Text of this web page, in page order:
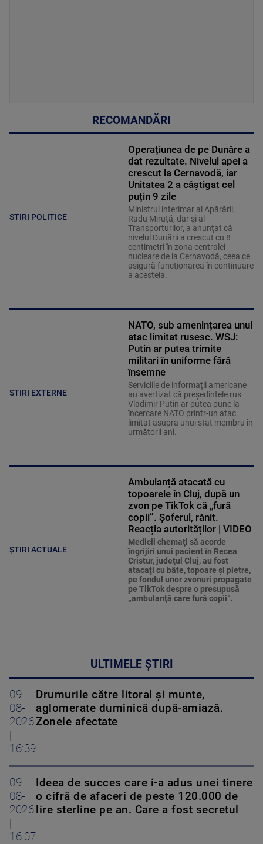
RECOMANDĂRI
STIRI POLITICE
Operațiunea de pe Dunăre a
dat rezultate. Nivelul apei a
crescut la Cernavodă, iar
Unitatea 2 a câștigat cel
puțin 9 zile
Ministrul interimar al Apărării,
Radu Miruţă, dar şi al
Transporturilor, a anunţat că
nivelul Dunării a crescut cu 8
centimetri în zona centralei
nucleare de la Cernavodă, ceea ce
asigură funcţionarea în continuare
a acesteia.
STIRI EXTERNE
NATO, sub amenințarea unui
atac limitat rusesc. WSJ:
Putin ar putea trimite
militari în uniforme fără
însemne
Serviciile de informații americane
au avertizat că președintele rus
Vladimir Putin ar putea pune la
încercare NATO printr-un atac
limitat asupra unui stat membru în
următorii ani.
ȘTIRI ACTUALE
Ambulanță atacată cu
topoarele în Cluj, după un
zvon pe TikTok că „fură
copii”. Șoferul, rănit.
Reacția autorităților | VIDEO
Medicii chemaţi să acorde
îngrijiri unui pacient în Recea
Cristur, judeţul Cluj, au fost
atacaţi cu bâte, topoare şi pietre,
pe fondul unor zvonuri propagate
pe TikTok despre o presupusă
„ambulanţă care fură copii”.
ULTIMELE ȘTIRI
09-
08-
2026
|
16:39
Drumurile către litoral și munte,
aglomerate duminică după-amiază.
Zonele afectate
09-
08-
2026
|
16:07
Ideea de succes care i-a adus unei tinere
o cifră de afaceri de peste 120.000 de
lire sterline pe an. Care a fost secretul